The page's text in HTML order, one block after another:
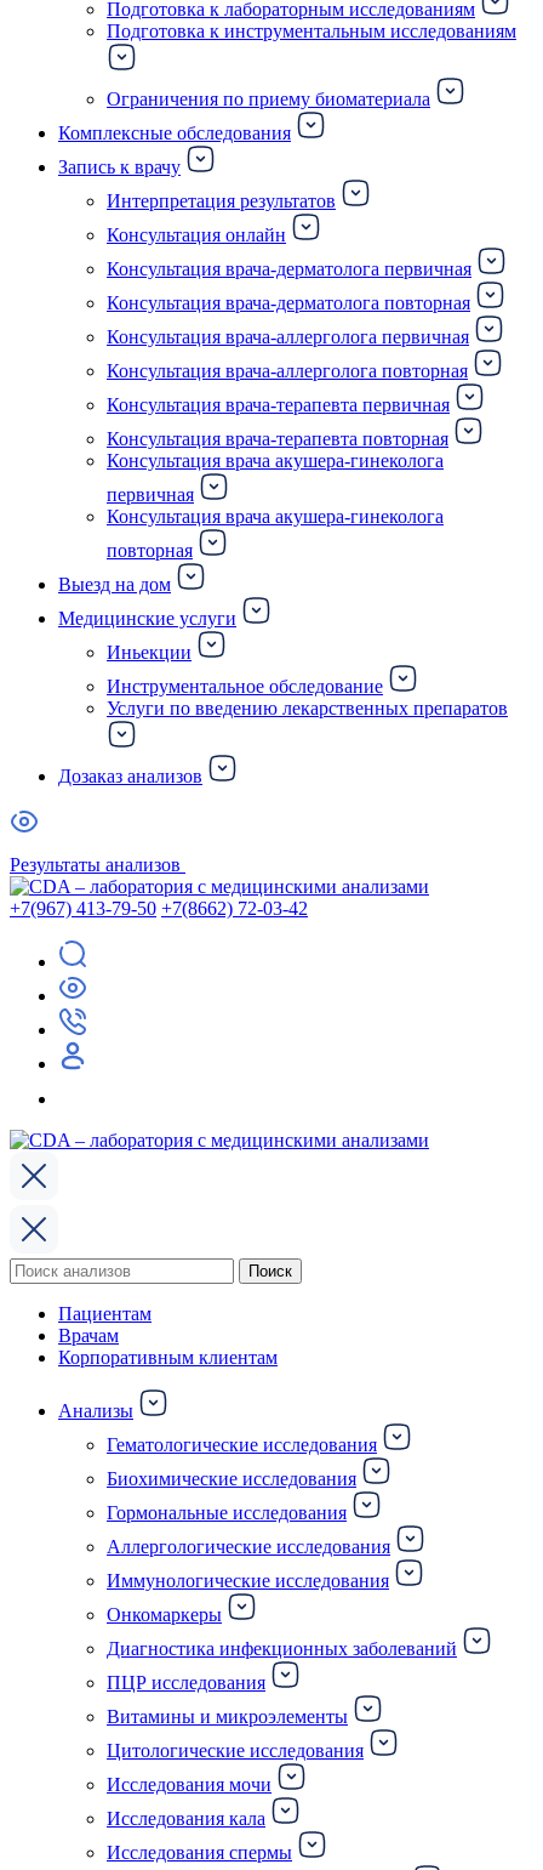
Подготовка к лабораторным исследованиям
Подготовка к инструментальным исследованиям
Ограничения по приему биоматериала
Комплексные обследования
Запись к врачу
Интерпретация результатов
Консультация онлайн
Консультация врача-дерматолога первичная
Консультация врача-дерматолога повторная
Консультация врача-аллерголога первичная
Консультация врача-аллерголога повторная
Консультация врача-терапевта первичная
Консультация врача-терапевта повторная
Консультация врача акушера-гинеколога
первичная
Консультация врача акушера-гинеколога
повторная
Выезд на дом
Медицинские услуги
Иньекции
Инструментальное обследование
Услуги по введению лекарственных препаратов
Дозаказ анализов
Результаты анализов
+7(967) 413-79-50 +7(8662) 72-03-42
Поиск
по:
Поиск
Пациентам
Врачам
Корпоративным клиентам
Анализы
Гематологические исследования
Биохимические исследования
Гормональные исследования
Аллергологические исследования
Иммунологические исследования
Онкомаркеры
Диагностика инфекционных заболеваний
ПЦР исследования
Витамины и микроэлементы
Цитологические исследования
Исследования мочи
Исследования кала
Исследования спермы